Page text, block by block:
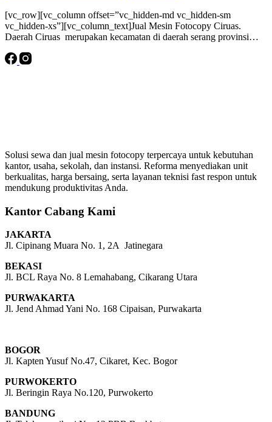
[vc_row][vc_column offset=”vc_hidden-md vc_hidden-sm
vc_hidden-xs”][vc_column_text]Jual Mesin Fotocopy Ciruas.
Daerah Ciruas merupakan kecamatan di daerah serang provinsi…
Solusi sewa dan jual mesin fotocopy terpercaya untuk kebutuhan
kantor, usaha, sekolah, dan instansi. Reforma menyediakan unit
berkualitas, harga bersaing, serta layanan teknisi fast respon untuk
mendukung produktivitas Anda.
Kantor Cabang Kami
JAKARTA
Jl. Cipinang Muara No. 1, 2A Jatinegara
BEKASI
Jl. BCL Raya No. 8 Lemahabang, Cikarang Utara
PURWAKARTA
Jl. Jend Ahmad Yani No. 168 Cipaisan, Purwakarta
BOGOR
Jl. Kapten Yusuf No.47, Cikaret, Kec. Bogor
PURWOKERTO
Jl. Beringin Raya No.120, Purwokerto
BANDUNG